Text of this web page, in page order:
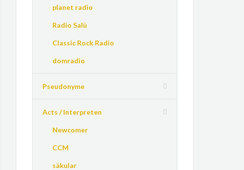
planet radio
Radio Salü
Classic Rock Radio
domradio
Pseudonyme
Acts / Interpreten
Newcomer
CCM
säkular